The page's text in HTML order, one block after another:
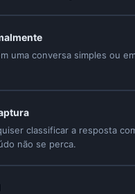
uma conversa simples ou
classificar a resposta
não se perca.